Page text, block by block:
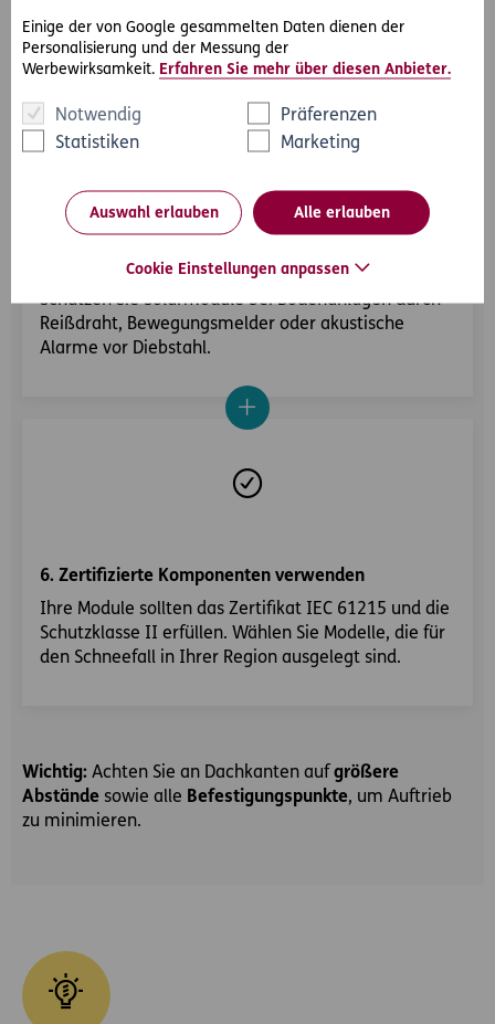
Einige der von Google gesammelten Daten dienen der
Personalisierung und der Messung der
Werbewirksamkeit. Erfahren Sie mehr über diesen Anbieter.
Notwendig
Präferenzen
Statistiken
Marketing
Auswahl erlauben Alle erlauben
Cookie Einstellungen anpassen
die Anlage in Ihr Blitzschutzsystem.
5. Diebstahl sichern
Schützen Sie Solarmodule bei Bodenanlagen durch
Reißdraht, Bewegungsmelder oder akustische
Alarme vor Diebstahl.
6. Zertifizierte Komponenten verwenden
Ihre Module sollten das Zertifikat IEC 61215 und die
Schutzklasse II erfüllen. Wählen Sie Modelle, die für
den Schneefall in Ihrer Region ausgelegt sind.
Wichtig: Achten Sie an Dachkanten auf größere
Abstände sowie alle Befestigungspunkte, um Auftrieb
zu minimieren.